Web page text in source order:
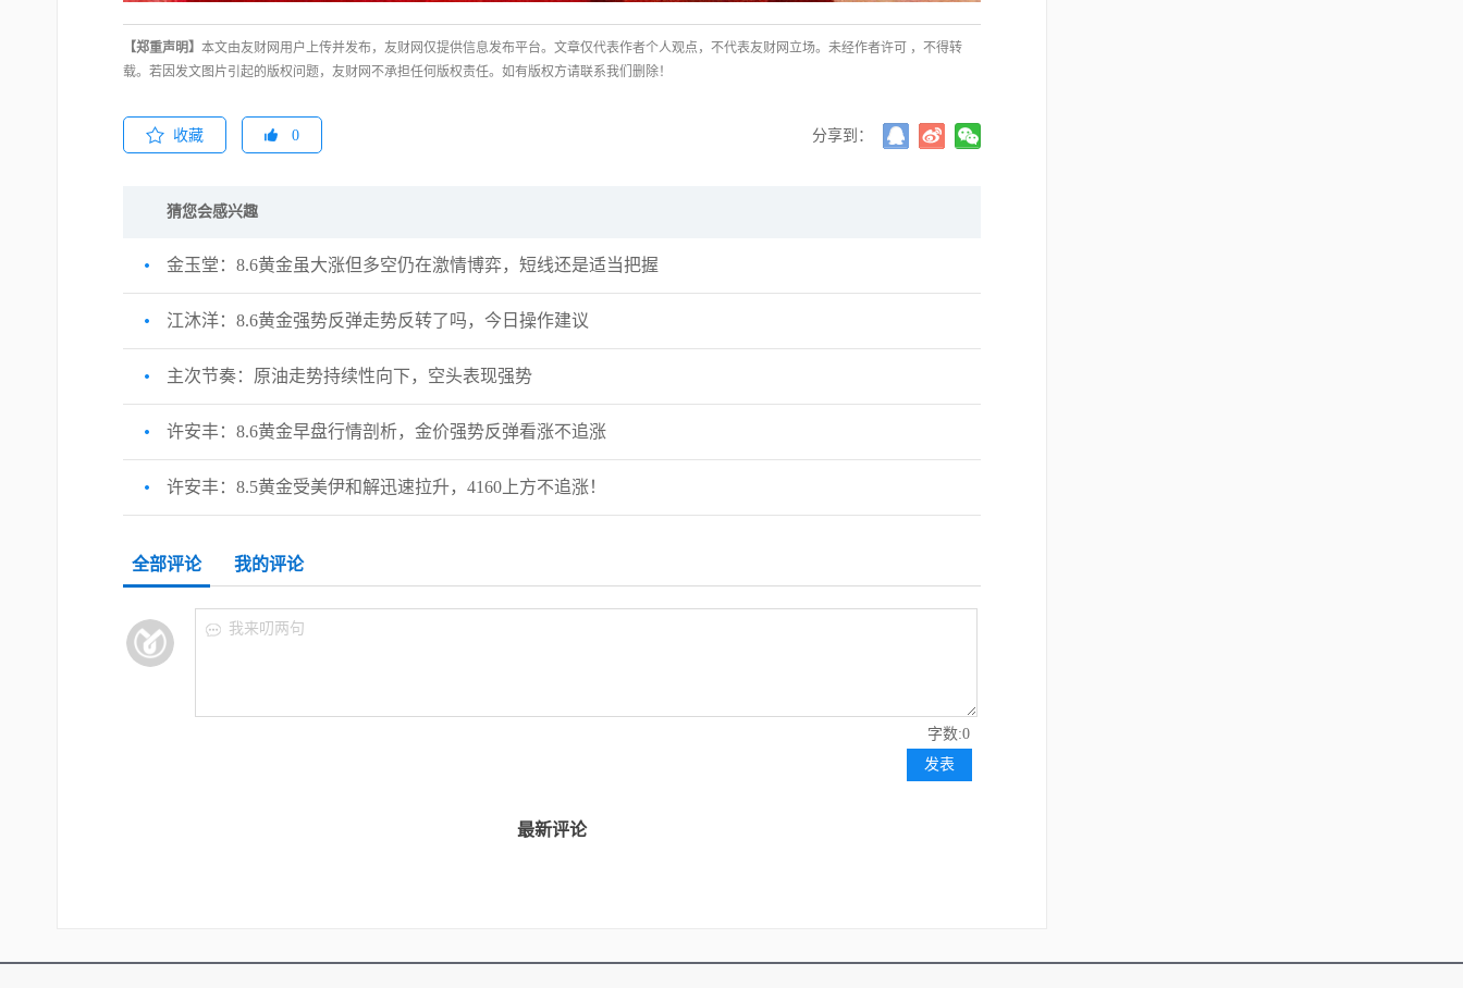
【郑重声明】 本文由友财网用户上传并发布，友财网仅提供信息发布平台。文章仅代表作者个人观点，不代表友财网立场。未经作者许可 ，不得转
载。若因发文图片引起的版权问题，友财网不承担任何版权责任。如有版权方请联系我们删除！
收藏 0 分享到：
猜您会感兴趣
金玉堂：8.6黄金虽大涨但多空仍在激情博弈，短线还是适当把握
江沐洋：8.6黄金强势反弹走势反转了吗，今日操作建议
主次节奏：原油走势持续性向下，空头表现强势
许安丰：8.6黄金早盘行情剖析，金价强势反弹看涨不追涨
许安丰：8.5黄金受美伊和解迅速拉升，4160上方不追涨！
全部评论 我的评论
字数:0
我来叨两句
发表
最新评论